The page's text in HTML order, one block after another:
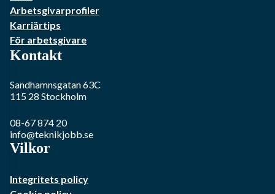
Arbetsgivarprofiler
Karriärtips
För arbetsgivare
Kontakt
Sandhamnsgatan 63C
115 28 Stockholm
08-67 874 20
info@teknikjobb.se
Vilkor
Integritets policy